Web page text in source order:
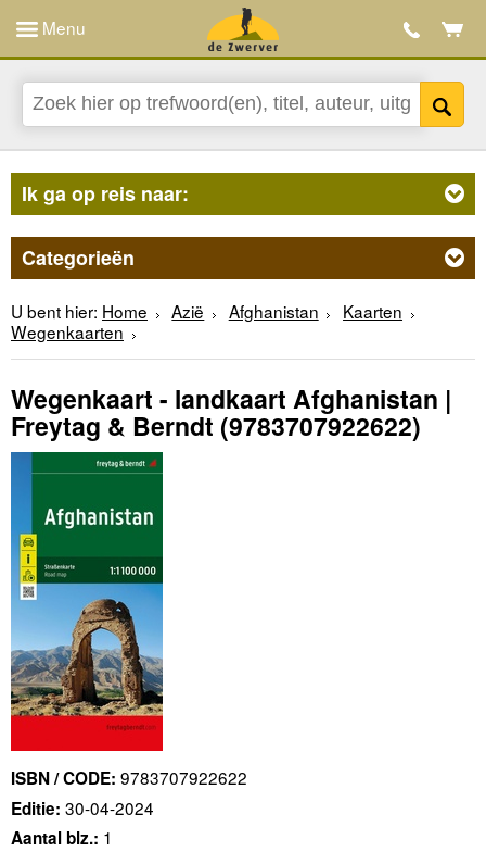
Menu
Ik ga op reis naar:
Categorieën
U bent hier: Home Azië Afghanistan
Kaarten
Wegenkaarten
Wegenkaart - landkaart Afghanistan |
Freytag & Berndt (9783707922622)
ISBN / CODE: 9783707922622
Editie: 30-04-2024
Aantal blz.: 1